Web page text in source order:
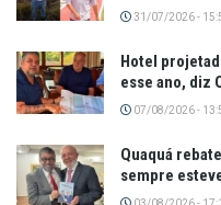
31/07/2026 -
Hotel
esse ano, diz
07/08/2026 -
Quaquá
sempre